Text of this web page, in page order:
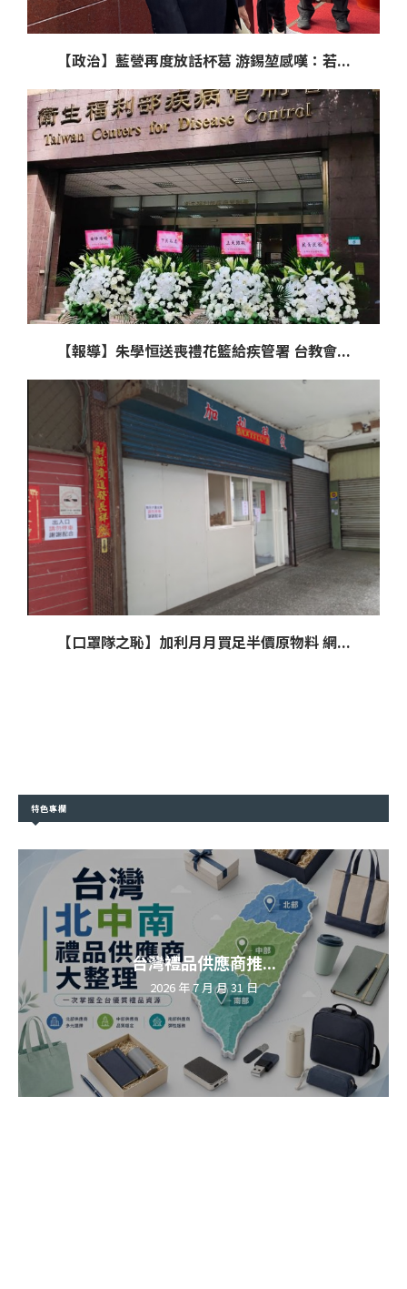
【政治】藍營再度放話杯葛 游錫堃感嘆：若...
【報導】朱學恒送喪禮花籃給疾管署 台教會...
【口罩隊之恥】加利月月買足半價原物料 網...
特色專欄
台灣禮品供應商推...
2026 年 7 月 月 31 日